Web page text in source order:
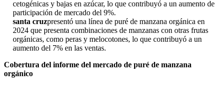
cetogénicas y bajas en azúcar, lo que contribuyó a un aumento de
participación de mercado del 9%.
santa cruzpresentó una línea de puré de manzana orgánica en
2024 que presenta combinaciones de manzanas con otras frutas
orgánicas, como peras y melocotones, lo que contribuyó a un
aumento del 7% en las ventas.
Cobertura del informe del mercado de puré de manzana
orgánico